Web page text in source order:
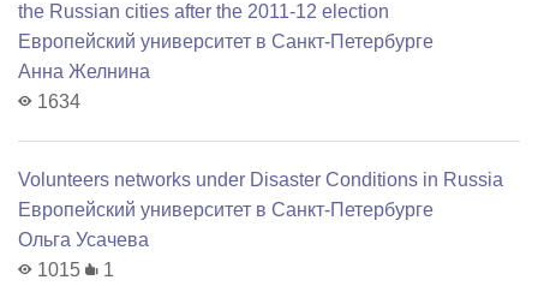
the Russian cities after the 2011-12 election
Европейский университет в Санкт-Петербурге
Анна Желнина
1634
Volunteers networks under Disaster Conditions in Russia
Европейский университет в Санкт-Петербурге
Ольга Усачева
1015
1